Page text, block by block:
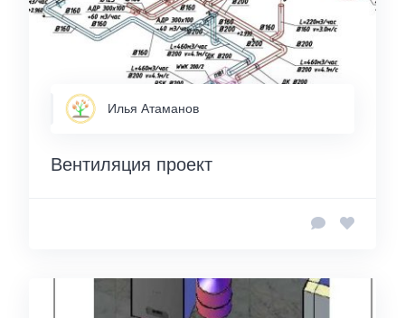
Илья Атаманов
Вентиляция проект